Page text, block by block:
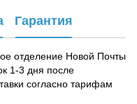
Гарантия
отделение Новой Почты
1-3 дня после
согласно тарифам